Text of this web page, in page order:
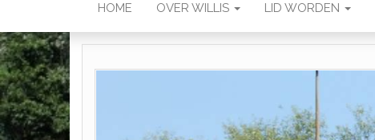
HOME OVER WILLIS LID WORDEN